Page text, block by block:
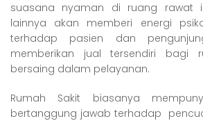
suasana nyaman di ruang rawat
lainnya akan memberi energi
terhadap pasien dan
memberikan jual tersendiri bagi
bersaing dalam pelayanan.
Rumah Sakit biasanya
bertanggung jawab terhadap